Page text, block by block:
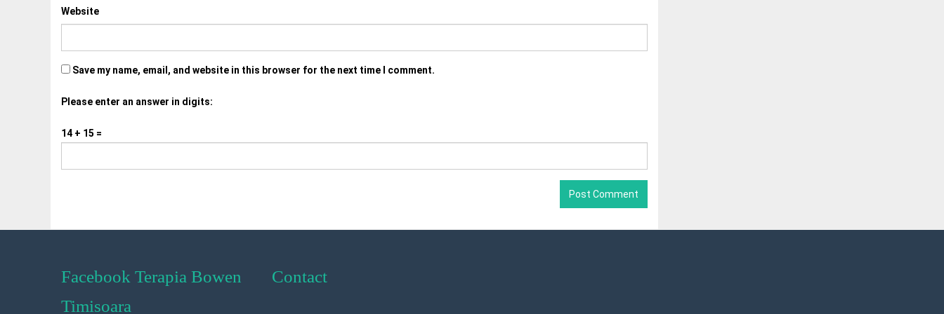
Website
Save my name, email, and website in this browser for the next time I comment.
Please enter an answer in digits:
14 + 15 =
Facebook Terapia Bowen
Timisoara
Contact